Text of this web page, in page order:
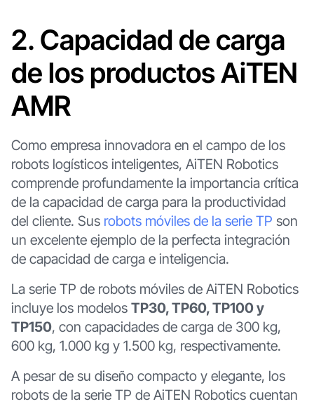
2. Capacidad de carga
de los productos AiTEN
AMR
Como empresa innovadora en el campo de los
robots logísticos inteligentes, AiTEN Robotics
comprende profundamente la importancia crítica
de la capacidad de carga para la productividad
del cliente. Sus robots móviles de la serie TP son
un excelente ejemplo de la perfecta integración
de capacidad de carga e inteligencia.
La serie TP de robots móviles de AiTEN Robotics
incluye los modelos TP30, TP60, TP100 y
TP150, con capacidades de carga de 300 kg,
600 kg, 1.000 kg y 1.500 kg, respectivamente.
A pesar de su diseño compacto y elegante, los
robots de la serie TP de AiTEN Robotics cuentan